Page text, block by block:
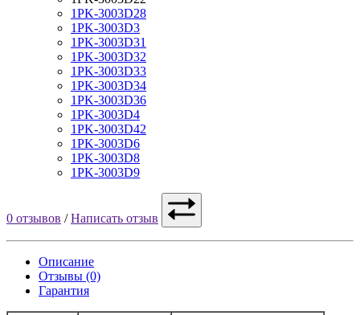
1PK-3003D28
1PK-3003D3
1PK-3003D31
1PK-3003D32
1PK-3003D33
1PK-3003D34
1PK-3003D36
1PK-3003D4
1PK-3003D42
1PK-3003D6
1PK-3003D8
1PK-3003D9
0 отзывов /Написать отзыв
Описание
Отзывы (0)
Гарантия